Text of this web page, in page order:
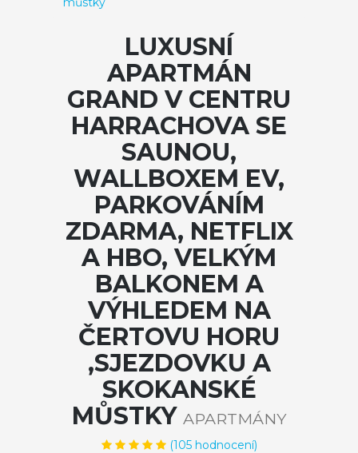
LUXUSNÍ
APARTMÁN
GRAND V CENTRU
HARRACHOVA SE
SAUNOU,
WALLBOXEM EV,
PARKOVÁNÍM
ZDARMA, NETFLIX
A HBO, VELKÝM
BALKONEM A
VÝHLEDEM NA
ČERTOVU HORU
,SJEZDOVKU A
SKOKANSKÉ
MŮSTKY APARTMÁNY
(105hodnocení)